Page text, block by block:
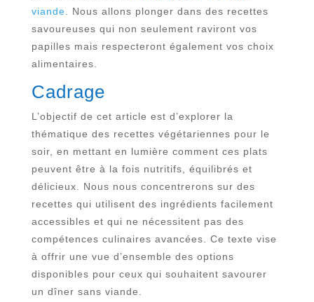
viande . Nous allons plonger dans des recettes
savoureuses qui non seulement raviront vos
papilles mais respecteront également vos choix
alimentaires.
Cadrage
L’objectif de cet article est d’explorer la
thématique des recettes végétariennes pour le
soir, en mettant en lumière comment ces plats
peuvent être à la fois nutritifs, équilibrés et
délicieux. Nous nous concentrerons sur des
recettes qui utilisent des ingrédients facilement
accessibles et qui ne nécessitent pas des
compétences culinaires avancées. Ce texte vise
à offrir une vue d’ensemble des options
disponibles pour ceux qui souhaitent savourer
un dîner sans viande.